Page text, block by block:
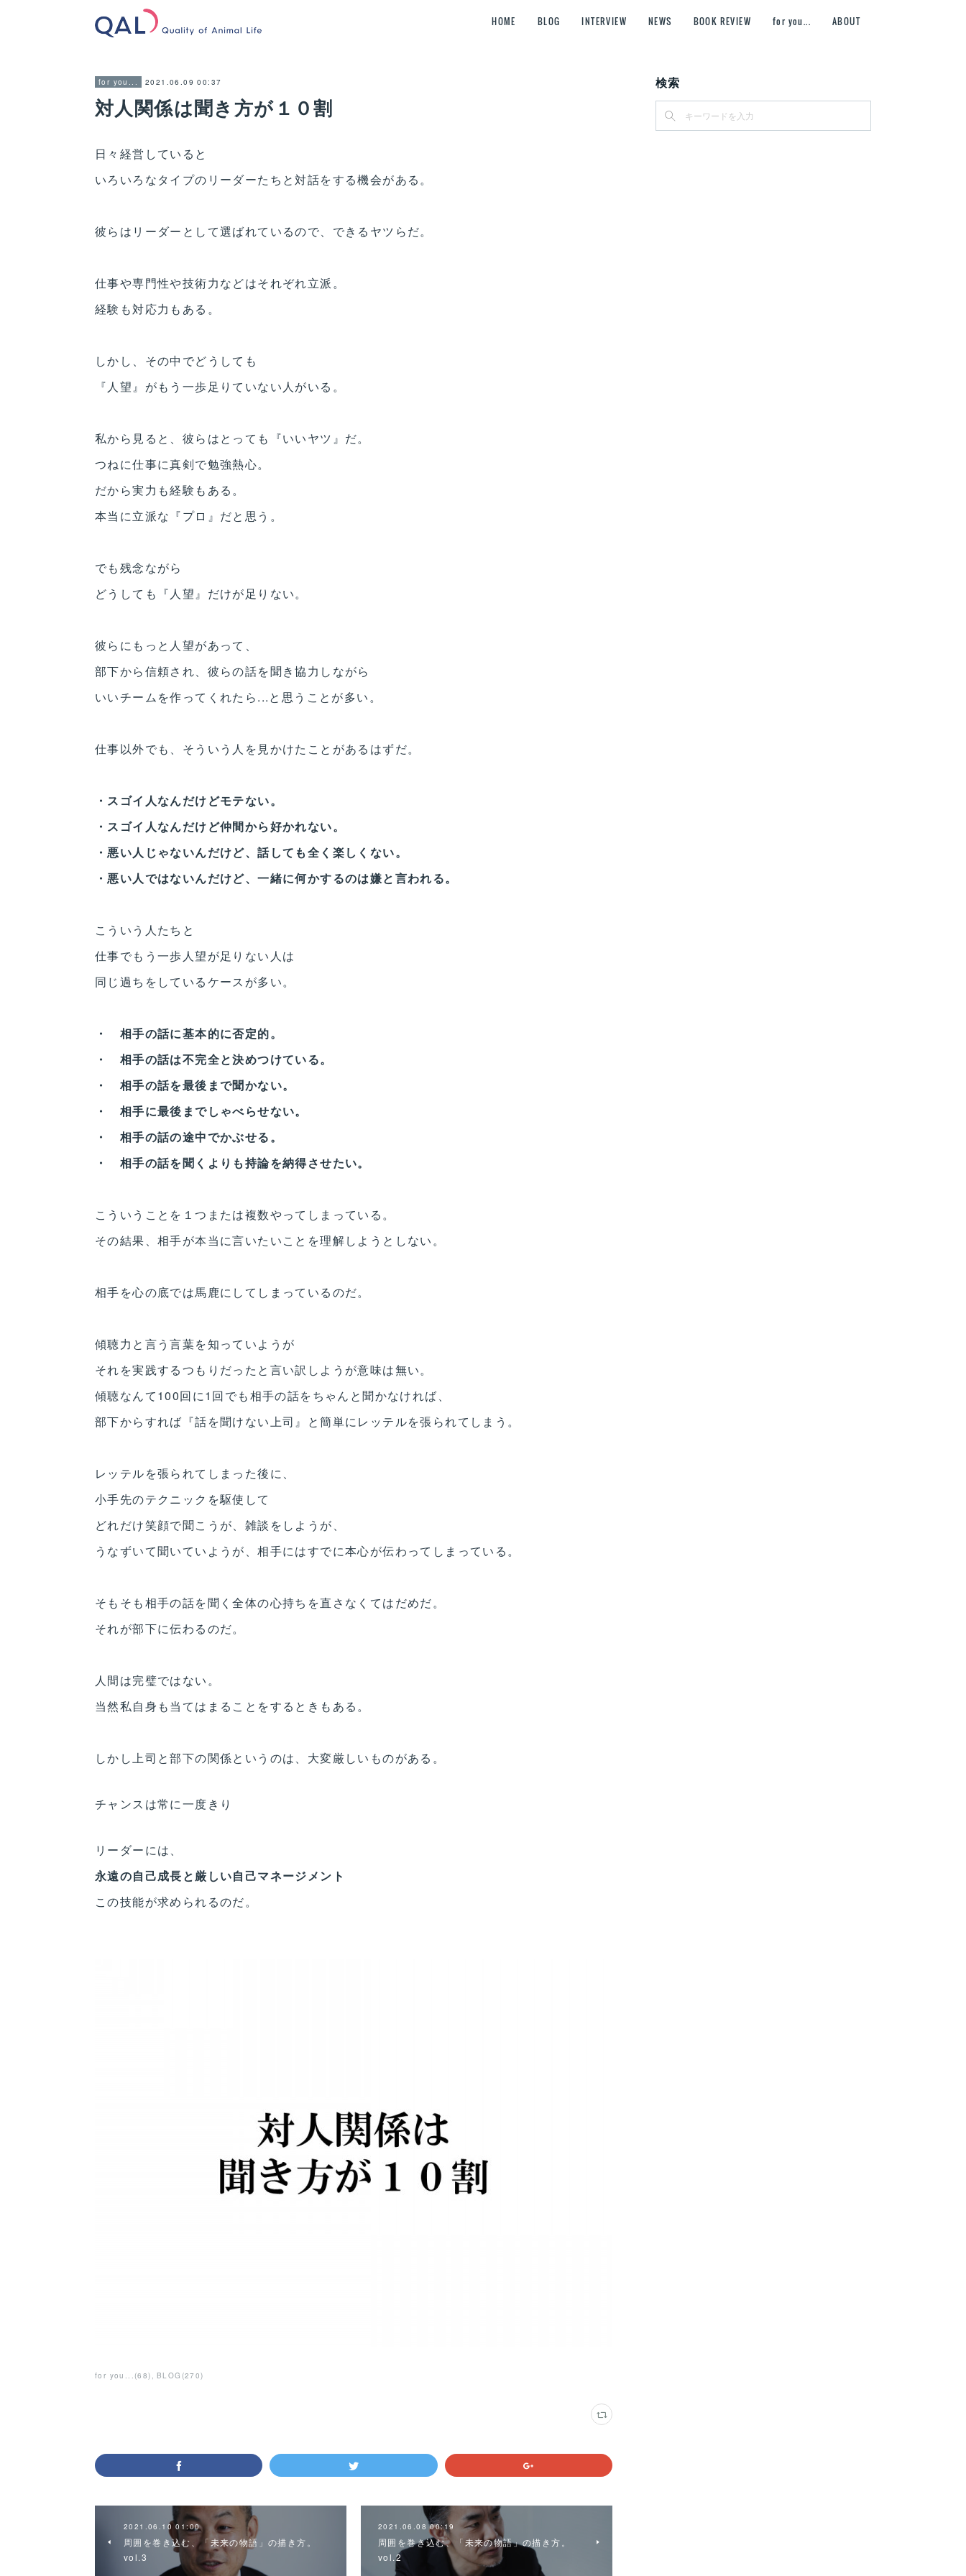
HOME BLOG INTERVIEW NEWS BOOK REVIEW for you... ABOUT
for you... 2021.06.09 00:37
対人関係は聞き方が１０割
日々経営していると
いろいろなタイプのリーダーたちと対話をする機会がある。
彼らはリーダーとして選ばれているので、できるヤツらだ。
仕事や専門性や技術力などはそれぞれ立派。
経験も対応力もある。
しかし、その中でどうしても
『人望』がもう一歩足りていない人がいる。
私から見ると、彼らはとっても『いいヤツ』だ。
つねに仕事に真剣で勉強熱心。
だから実力も経験もある。
本当に立派な『プロ』だと思う。
でも残念ながら
どうしても『人望』だけが足りない。
彼らにもっと人望があって、
部下から信頼され、彼らの話を聞き協力しながら
いいチームを作ってくれたら...と思うことが多い。
仕事以外でも、そういう人を見かけたことがあるはずだ。
・スゴイ人なんだけどモテない。
・スゴイ人なんだけど仲間から好かれない。
・悪い人じゃないんだけど、話しても全く楽しくない。
・悪い人ではないんだけど、一緒に何かするのは嫌と言われる。
こういう人たちと
仕事でもう一歩人望が足りない人は
同じ過ちをしているケースが多い。
・ 相手の話に基本的に否定的。
・ 相手の話は不完全と決めつけている。
・ 相手の話を最後まで聞かない。
・ 相手に最後までしゃべらせない。
・ 相手の話の途中でかぶせる。
・ 相手の話を聞くよりも持論を納得させたい。
こういうことを１つまたは複数やってしまっている。
その結果、相手が本当に言いたいことを理解しようとしない。
相手を心の底では馬鹿にしてしまっているのだ。
傾聴力と言う言葉を知っていようが
それを実践するつもりだったと言い訳しようが意味は無い。
傾聴なんて100回に1回でも相手の話をちゃんと聞かなければ、
部下からすれば『話を聞けない上司』と簡単にレッテルを張られてしまう。
レッテルを張られてしまった後に、
小手先のテクニックを駆使して
どれだけ笑顔で聞こうが、雑談をしようが、
うなずいて聞いていようが、相手にはすでに本心が伝わってしまっている。
そもそも相手の話を聞く全体の心持ちを直さなくてはだめだ。
それが部下に伝わるのだ。
人間は完璧ではない。
当然私自身も当てはまることをするときもある。
しかし上司と部下の関係というのは、大変厳しいものがある。
チャンスは常に一度きり
リーダーには、
永遠の自己成長と厳しい自己マネージメント
この技能が求められるのだ。
for you... (68) BLOG (270)
2021.06.10 01:00
周囲を巻き込む、「未来の物語」の描き方。
vol.3
2021.06.08 00:19
周囲を巻き込む、「未来の物語」の描き方。
vol.2
検索